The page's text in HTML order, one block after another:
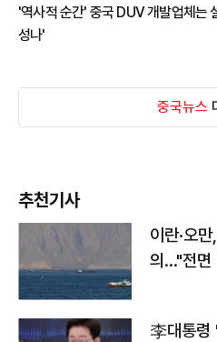
'역사적 순간' 중국 DUV 개발업체는
성나'
중국뉴스
추천기사
이란·오
의…"전면
李대통령